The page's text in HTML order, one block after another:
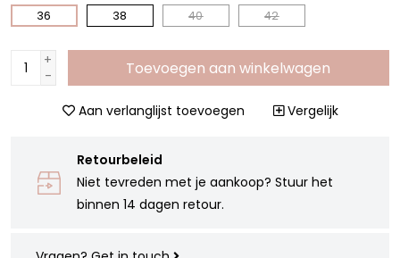
36 38 40 42
+
-
Toevoegen aan winkelwagen
Aan verlanglijst toevoegen Vergelijk
Retourbeleid
Niet tevreden met je aankoop? Stuur het
binnen 14 dagen retour.